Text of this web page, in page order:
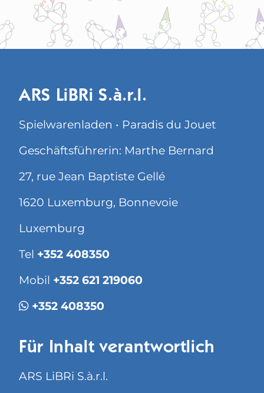
ARS LiBRi S.à.r.l.
Spielwarenladen • Paradis du Jouet
Geschäftsführerin: Marthe Bernard
27, rue Jean Baptiste Gellé
1620 Luxemburg, Bonnevoie
Luxemburg
Tel +352 408350
Mobil +352 621 219060
+352 408350
Für Inhalt verantwortlich
ARS LiBRi S.à.r.l.